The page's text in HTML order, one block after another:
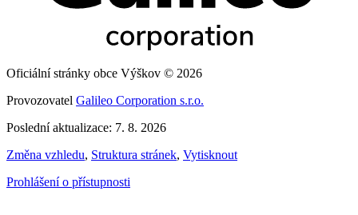
Oficiální stránky obce Výškov © 2026
Provozovatel Galileo Corporation s.r.o.
Poslední aktualizace: 7. 8. 2026
Změna vzhledu, Struktura stránek, Vytisknout
Prohlášení o přístupnosti